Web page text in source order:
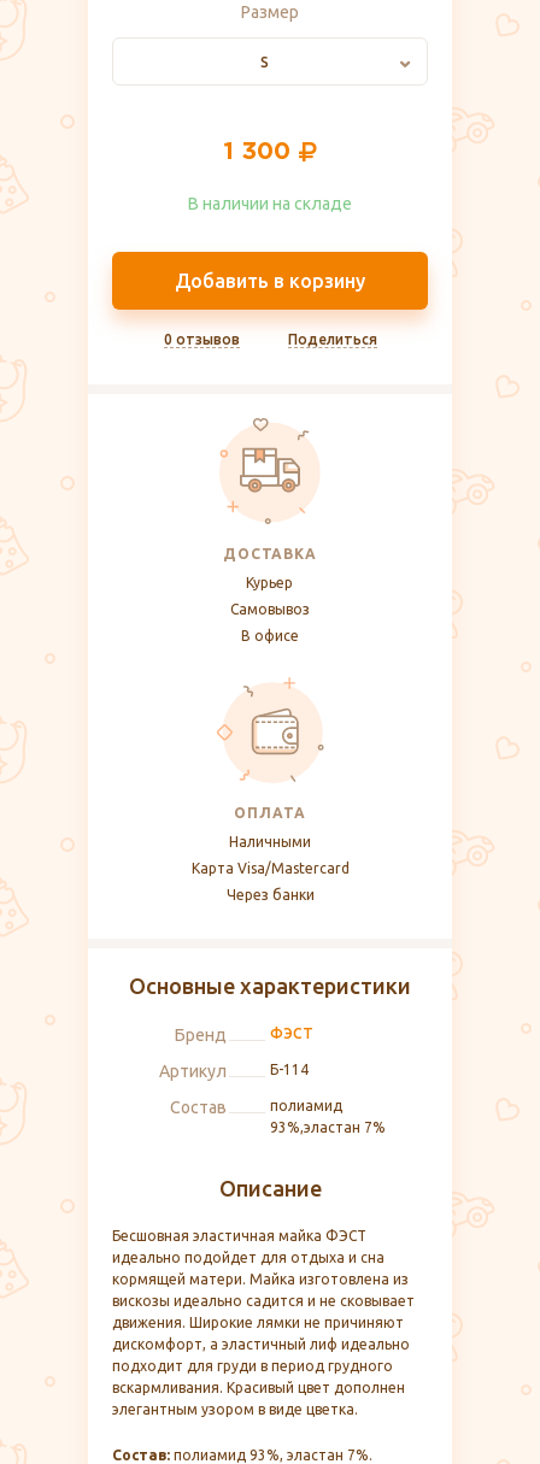
Размер
S
1 300
В наличии на складе​
Добавить в корзину
0 отзывов Поделиться
ДОСТАВКА
Курьер
Самовывоз
В офисе
ОПЛАТА
Наличными
Карта Visa/Mastercard
Через банки
Описание
Бесшовная эластичная майка ФЭСТ
идеально подойдет для отдыха и сна
кормящей матери. Майка изготовлена из
вискозы идеально садится и не сковывает
движения. Широкие лямки не причиняют
дискомфорт, а эластичный лиф идеально
подходит для груди в период грудного
вскармливания. Красивый цвет дополнен
элегантным узором в виде цветка.
Состав: полиамид 93%, эластан 7%.
Основные характеристики
Бренд ФЭСТ
Артикул Б-114
Состав
полиамид
93%,эластан 7%